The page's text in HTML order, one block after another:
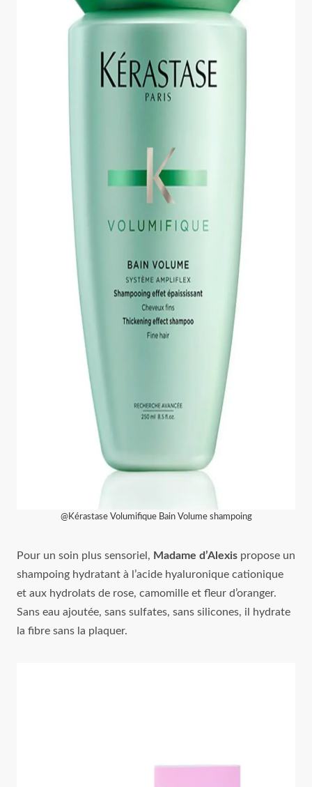
@Kérastase Volumifique Bain Volume shampoing
Pour un soin plus sensoriel, Madame d’Alexis propose un
shampoing hydratant à l’acide hyaluronique cationique
et aux hydrolats de rose, camomille et fleur d’oranger.
Sans eau ajoutée, sans sulfates, sans silicones, il hydrate
la fibre sans la plaquer.